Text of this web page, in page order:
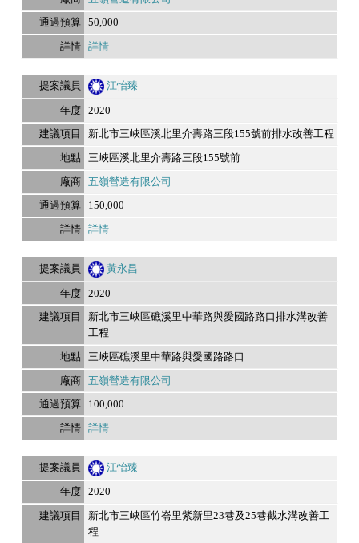
50,000
詳情
江怡臻
2020
新北市三峽區溪北里介壽路三段155號前排水改善工程
三峽區溪北里介壽路三段155號前
五嶺營造有限公司
150,000
詳情
黃永昌
2020
新北市三峽區礁溪里中華路與愛國路路口排水溝改善
工程
三峽區礁溪里中華路與愛國路路口
五嶺營造有限公司
100,000
詳情
江怡臻
2020
新北市三峽區竹崙里紫新里23巷及25巷截水溝改善工
程